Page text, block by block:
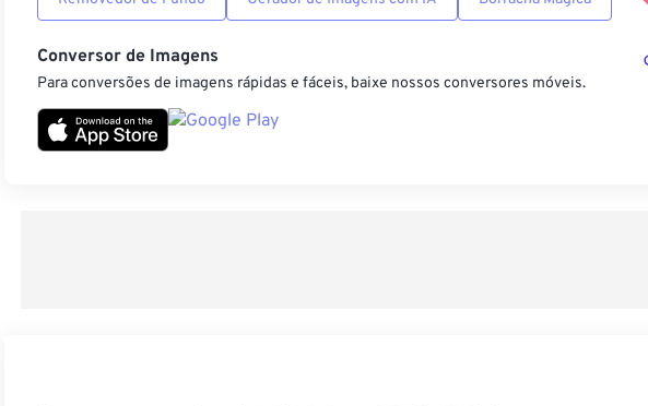
Conversor de Imagens
Para conversões de imagens rápidas e fáceis, baixe nossos conversores móveis.